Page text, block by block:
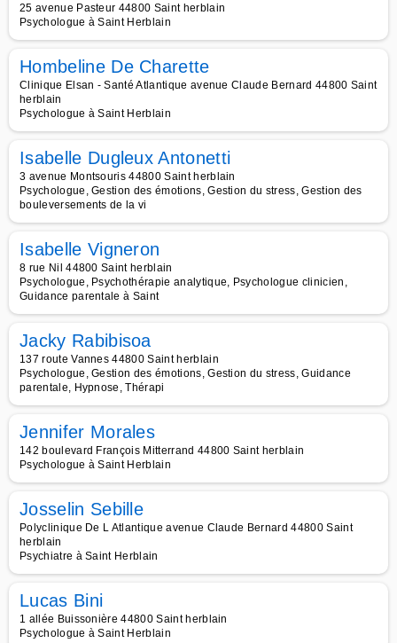
25 avenue Pasteur 44800 Saint herblain
Psychologue à Saint Herblain
Hombeline De Charette
Clinique Elsan - Santé Atlantique avenue Claude Bernard 44800 Saint
herblain
Psychologue à Saint Herblain
Isabelle Dugleux Antonetti
3 avenue Montsouris 44800 Saint herblain
Psychologue, Gestion des émotions, Gestion du stress, Gestion des
bouleversements de la vi
Isabelle Vigneron
8 rue Nil 44800 Saint herblain
Psychologue, Psychothérapie analytique, Psychologue clinicien,
Guidance parentale à Saint
Jacky Rabibisoa
137 route Vannes 44800 Saint herblain
Psychologue, Gestion des émotions, Gestion du stress, Guidance
parentale, Hypnose, Thérapi
Jennifer Morales
142 boulevard François Mitterrand 44800 Saint herblain
Psychologue à Saint Herblain
Josselin Sebille
Polyclinique De L Atlantique avenue Claude Bernard 44800 Saint
herblain
Psychiatre à Saint Herblain
Lucas Bini
1 allée Buissonière 44800 Saint herblain
Psychologue à Saint Herblain